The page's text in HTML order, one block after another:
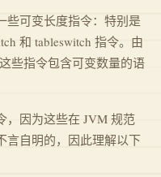
些可变长度指令：特别是
和 tableswitch 指令。由
些指令包含可变数量的语
，因为这些在 JVM 规范
言自明的，因此理解以下